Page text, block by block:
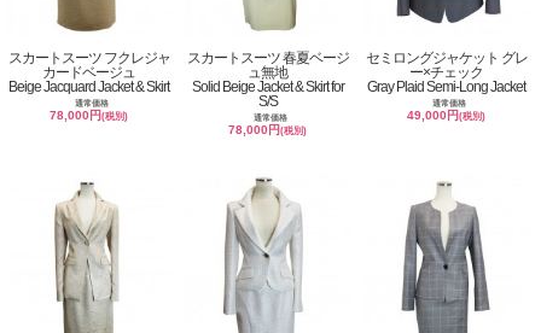
スカートスーツ フクレジャ
カードベージュ
Beige Jacquard Jacket & Skirt
通常価格
78,000円(税別)
スカートスーツ 春夏ベージ
ュ無地
Solid Beige Jacket & Skirt for
S/S
通常価格
78,000円(税別)
セミロングジャケット グレ
ー×チェック
Gray Plaid Semi-Long Jacket
通常価格
49,000円(税別)